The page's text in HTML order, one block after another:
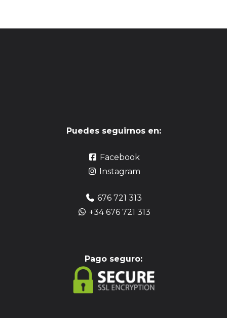
Puedes seguirnos en:
Facebook
Instagram
676 721 313
+34 676 721 313
Pago seguro: